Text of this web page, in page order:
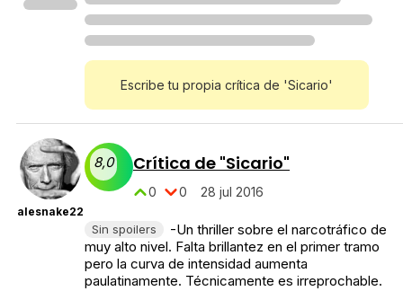
Escribe tu propia crítica de 'Sicario'
alesnake22
8,0 Crítica de "Sicario"
0 0 28 jul 2016
Sin spoilers
-Un thriller sobre el narcotráfico de
muy alto nivel. Falta brillantez en el primer tramo
pero la curva de intensidad aumenta
paulatinamente. Técnicamente es irreprochable.